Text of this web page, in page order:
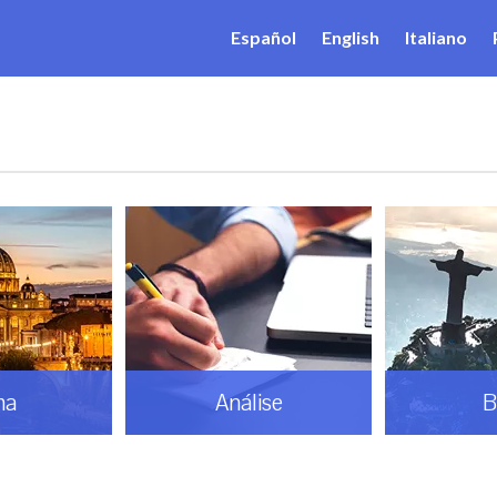
Español English Italiano
Análise